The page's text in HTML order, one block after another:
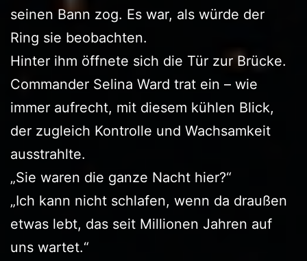
seinen Bann zog. Es war, als würde der
Ring sie beobachten.
Hinter ihm öffnete sich die Tür zur Brücke.
Commander Selina Ward trat ein – wie
immer aufrecht, mit diesem kühlen Blick,
der zugleich Kontrolle und Wachsamkeit
ausstrahlte.
„Sie waren die ganze Nacht hier?“
„Ich kann nicht schlafen, wenn da draußen
etwas lebt, das seit Millionen Jahren auf
uns wartet.“